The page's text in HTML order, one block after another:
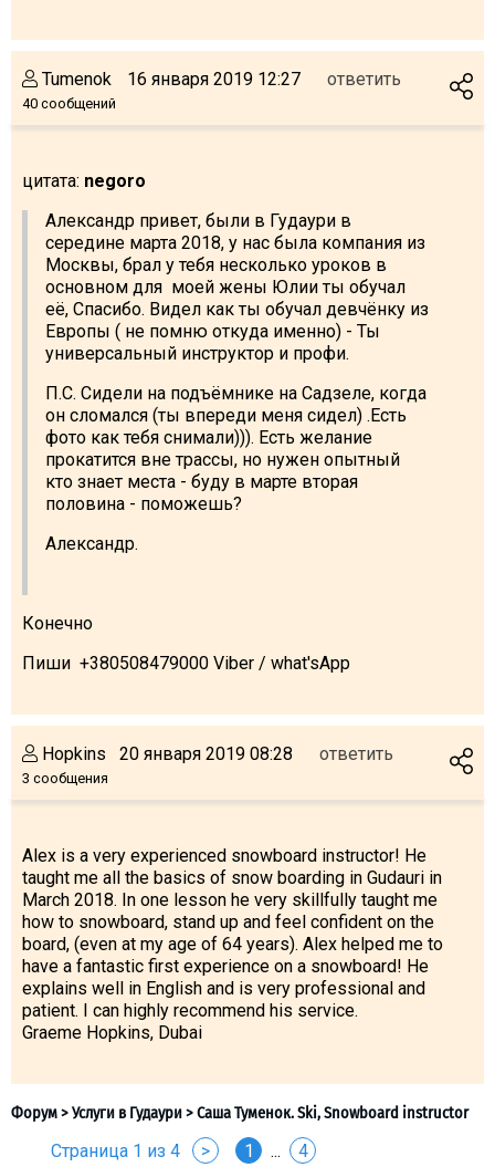
Tumenok
40 сообщений
16 января 2019 12:27 ответить
цитата: negoro
Александр привет, были в Гудаури в
середине марта 2018, у нас была компания из
Москвы, брал у тебя несколько уроков в
основном для моей жены Юлии ты обучал
её, Спасибо. Видел как ты обучал девчёнку из
Европы ( не помню откуда именно) - Ты
универсальный инструктор и профи.
П.С. Сидели на подъёмнике на Садзеле, когда
он сломался (ты впереди меня сидел) .Есть
фото как тебя снимали))). Есть желание
прокатится вне трассы, но нужен опытный
кто знает места - буду в марте вторая
половина - поможешь?
Александр.
Конечно
Пиши +380508479000 Viber / what'sApp
Hopkins
3 сообщения
20 января 2019 08:28 ответить
Alex is a very experienced snowboard instructor! He
taught me all the basics of snow boarding in Gudauri in
March 2018. In one lesson he very skillfully taught me
how to snowboard, stand up and feel confident on the
board, (even at my age of 64 years). Alex helped me to
have a fantastic first experience on a snowboard! He
explains well in English and is very professional and
patient. I can highly recommend his service.
Graeme Hopkins, Dubai
Страница 1 из 4 > 1 ... 4